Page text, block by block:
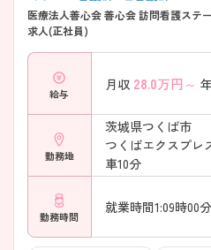
医療法人善心会 善心会 訪問看護ステ
求人(正社員)
給与
月収 28.0万円～
勤務地
茨城県つくば市
つくばエクスプレ
車10分
勤務時間
就業時間1:09時00